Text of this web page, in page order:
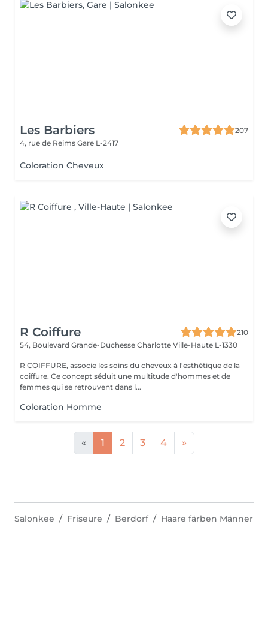
Les Barbiers
207
4, rue de Reims Gare L-2417
Coloration Cheveux
R Coiffure
210
54, Boulevard Grande-Duchesse Charlotte Ville-Haute L-1330
R COIFFURE, associe les soins du cheveux à l'esthétique de la
coiffure. Ce concept séduit une multitude d'hommes et de
femmes qui se retrouvent dans l...
Coloration Homme
« 1 2 3 4 »
Salonkee Friseure Berdorf Haare färben Männer